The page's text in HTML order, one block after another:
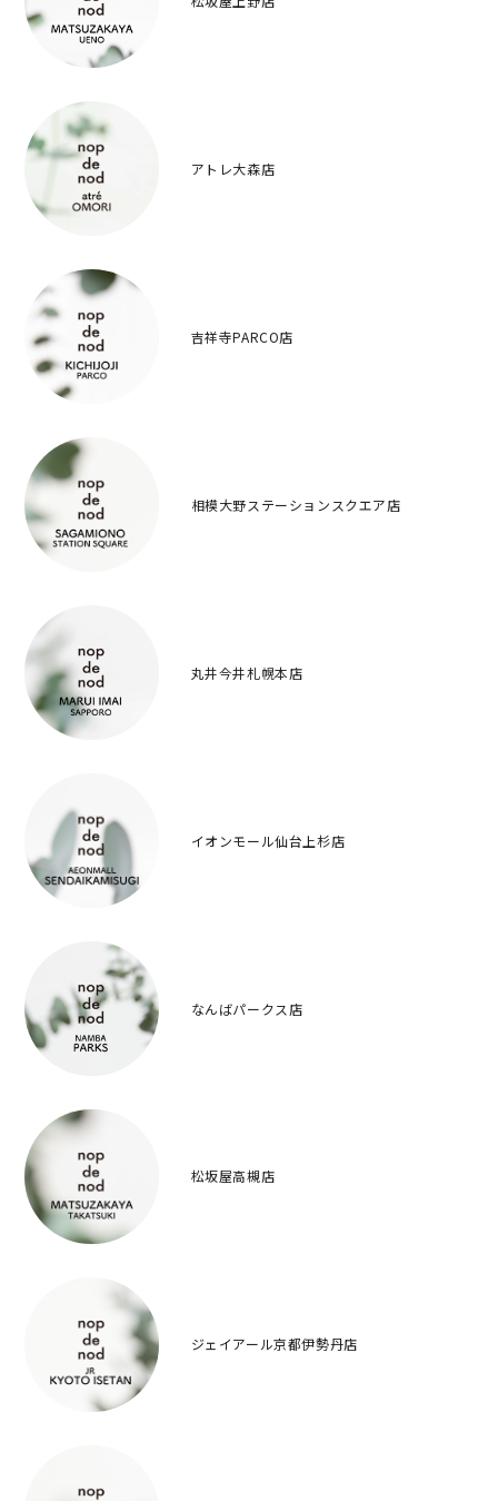
アトレ大森店
吉祥寺PARCO店
相模大野ステーションスクエア店
丸井今井札幌本店
イオンモール仙台上杉店
なんばパークス店
松坂屋高槻店
ジェイアール京都伊勢丹店